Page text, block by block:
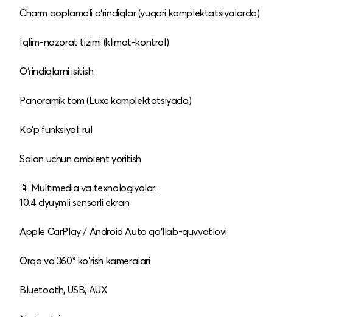
Charm qoplamali o‘rindiqlar (yuqori komplektatsiyalarda)
Iqlim-nazorat tizimi (klimat-kontrol)
O‘rindiqlarni isitish
Panoramik tom (Luxe komplektatsiyada)
Ko‘p funksiyali rul
Salon uchun ambient yoritish
📱 Multimedia va texnologiyalar:
10.4 dyuymli sensorli ekran
Apple CarPlay / Android Auto qo‘llab-quvvatlovi
Orqa va 360° ko‘rish kameralari
Bluetooth, USB, AUX